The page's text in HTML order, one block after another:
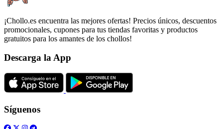
¡Chollo.es encuentra las mejores ofertas! Precios únicos, descuentos
promocionales, cupones para tus tiendas favoritas y productos
gratuitos para los amantes de los chollos!
Descarga la App
Síguenos